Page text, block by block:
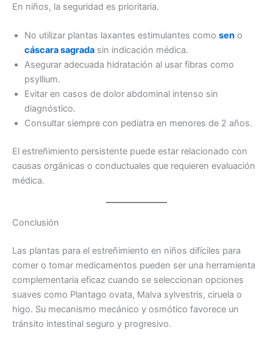
En niños, la seguridad es prioritaria.
No utilizar plantas laxantes estimulantes como sen o
cáscara sagrada sin indicación médica.
Asegurar adecuada hidratación al usar fibras como
psyllium.
Evitar en casos de dolor abdominal intenso sin
diagnóstico.
Consultar siempre con pediatra en menores de 2 años.
El estreñimiento persistente puede estar relacionado con
causas orgánicas o conductuales que requieren evaluación
médica.
Conclusión
Las plantas para el estreñimiento en niños difíciles para
comer o tomar medicamentos pueden ser una herramienta
complementaria eficaz cuando se seleccionan opciones
suaves como Plantago ovata, Malva sylvestris, ciruela o
higo. Su mecanismo mecánico y osmótico favorece un
tránsito intestinal seguro y progresivo.